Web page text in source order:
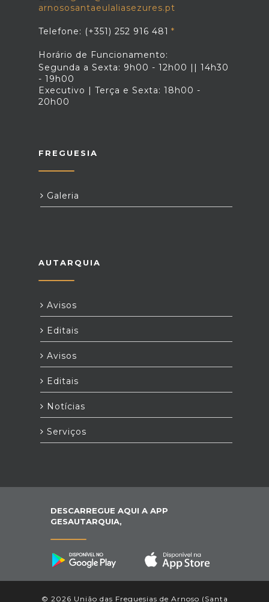
arnososantaeulaliasezures.pt
Telefone: (+351) 252 916 481
Horário de Funcionamento:
Segunda a Sexta: 9h00 - 12h00 || 14h30
- 19h00
Executivo | Terça e Sexta: 18h00 -
20h00
FREGUESIA
Galeria
AUTARQUIA
Avisos
Editais
Avisos
Editais
Notícias
Serviços
DESCARREGUE AQUI A APP
GESAUTARQUIA,
© 2026 União das Freguesias de Arnoso (Santa